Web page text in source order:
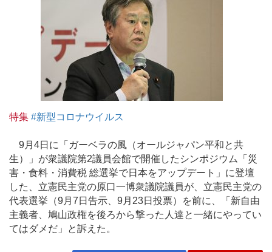
特集 #新型コロナウイルス
9月4日に「ガーベラの風（オールジャパン平和と共
生）」が衆議院第2議員会館で開催したシンポジウム「災
害・食料・消費税 総選挙で日本をアップデート」に登壇
した、立憲民主党の原口一博衆議院議員が、立憲民主党の
代表選挙（9月7日告示、9月23日投票）を前に、「新自由
主義者、鳩山政権を後ろから撃った人達と一緒にやってい
てはダメだ」と訴えた。